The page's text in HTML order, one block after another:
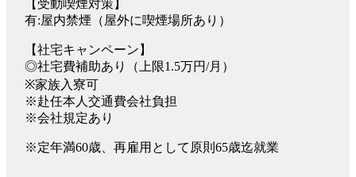
【受動喫煙対策】
有:屋内禁煙（屋外に喫煙場所あり）
【社宅キャンペーン】
◎社宅費補助あり（上限1.5万円/月）
※家族入寮可
※赴任本人交通費会社負担
※会社規定あり
※定年満60歳、再雇用として原則65歳迄就業